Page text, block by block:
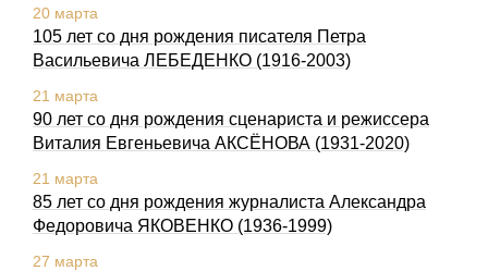
20 марта
105 лет со дня рождения писателя Петра
Васильевича ЛЕБЕДЕНКО (1916-2003)
21 марта
90 лет со дня рождения сценариста и режиссера
Виталия Евгеньевича АКСЁНОВА (1931-2020)
21 марта
85 лет со дня рождения журналиста Александра
Федоровича ЯКОВЕНКО (1936-1999)
27 марта